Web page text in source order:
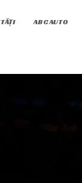
ABC AUTO